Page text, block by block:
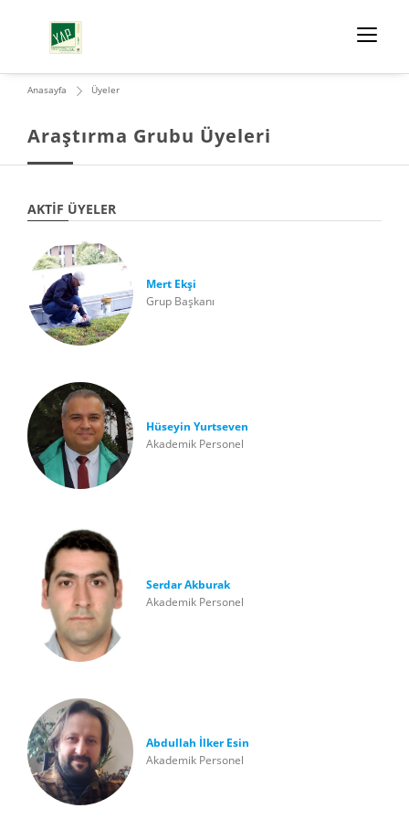
Araştırma Grubu Üyeleri
Anasayfa Üyeler
AKTIF ÜYELER
Mert Ekşi
Grup Başkanı
Hüseyin Yurtseven
Akademik Personel
Serdar Akburak
Akademik Personel
Abdullah İlker Esin
Akademik Personel